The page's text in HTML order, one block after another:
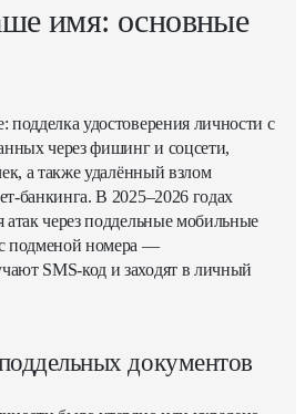
имя: основные
удостоверения личности с
через фишинг и соцсети,
а также удалённый взлом
банкинга. В 2025–2026 годах
атак через поддельные мобильные
подменой номера —
SMS-код и заходят в личный
документов